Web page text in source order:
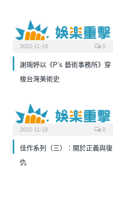
2022-11-18 0
謝琬婷以《P’s 藝術事務所》穿
梭台灣美術史
2022-11-18 0
佳作系列（三）：關於正義與復
仇